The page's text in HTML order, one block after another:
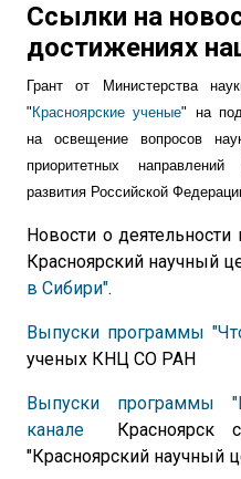
Ссылки на
достижениях
Грант от Министерства
" Красноярские ученые" на
на освещение вопросов
приоритетных направлений
развития Российской
Новости о
Красноярский научный
в Сибири".
Выпуски программы
ученых КНЦ СО РАН
Выпуски программы
канале Красноярск
"Красноярский научный